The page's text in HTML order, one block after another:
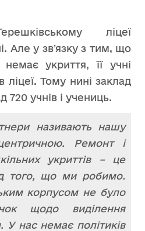
ліцеї
Але у звʼязку з тим, що
немає укриття, її учні
Тому нині заклад
720 учнів і учениць.
називають нашу
Ремонт і
укриттів – це
того, що ми робимо.
корпусом не було
щодо виділення
У нас немає політиків